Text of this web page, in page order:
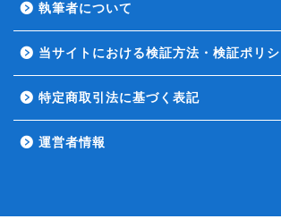
執筆者について
当サイトにおける検証方法・検証ポリ
特定商取引法に基づく表記
運営者情報